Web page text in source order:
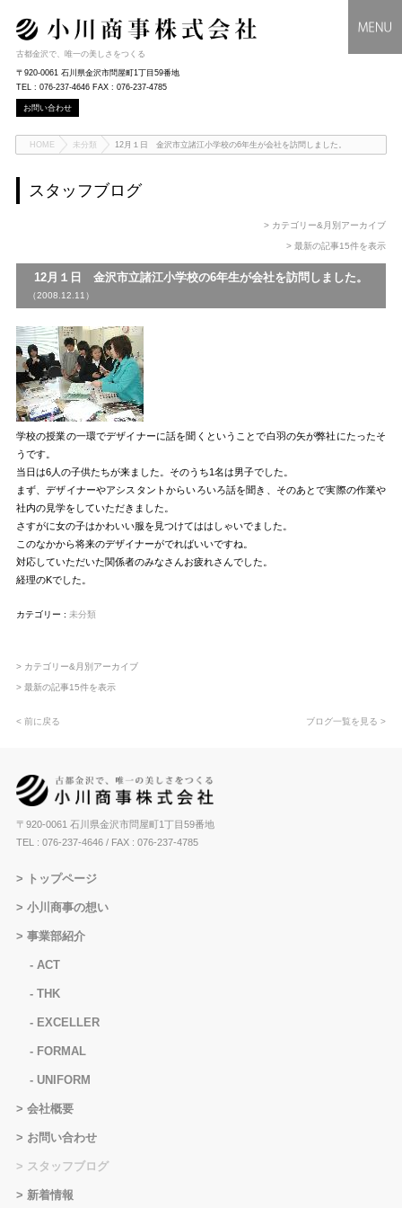
古都金沢で、唯一の美しさをつくる
〒920-0061 石川県金沢市問屋町1丁目59番地
TEL : 076-237-4646 FAX : 076-237-4785
お問い合わせ
HOME 未分類 12月１日 金沢市立諸江小学校の6年生が会社を訪問しました。
スタッフブログ
> カテゴリー&月別アーカイブ
> 最新の記事15件を表示
12月１日 金沢市立諸江小学校の6年生が会社を訪問しました。
（2008.12.11）
学校の授業の一環でデザイナーに話を聞くということで白羽の矢が弊社にたったそ
うです。
当日は6人の子供たちが来ました。そのうち1名は男子でした。
まず、デザイナーやアシスタントからいろいろ話を聞き、そのあとで実際の作業や
社内の見学をしていただきました。
さすがに女の子はかわいい服を見つけてははしゃいでました。
このなかから将来のデザイナーがでればいいですね。
対応していただいた関係者のみなさんお疲れさんでした。
経理のKでした。
カテゴリー : 未分類
> カテゴリー&月別アーカイブ
> 最新の記事15件を表示
< 前に戻る ブログ一覧を見る >
〒920-0061 石川県金沢市問屋町1丁目59番地
TEL : 076-237-4646/ FAX : 076-237-4785
トップページ
小川商事の想い
事業部紹介
ACT
THK
EXCELLER
FORMAL
UNIFORM
会社概要
お問い合わせ
スタッフブログ
新着情報